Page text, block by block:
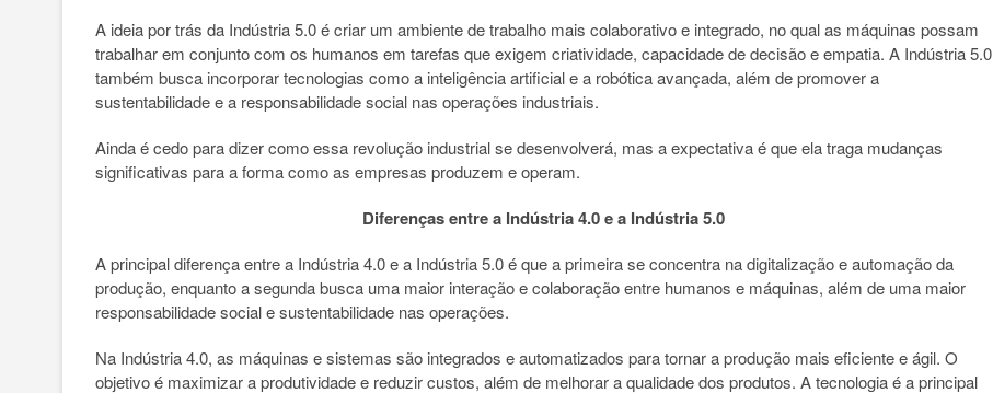
A ideia por trás da Indústria 5.0 é criar um ambiente de trabalho mais colaborativo e integrado, no qual as máquinas possam
trabalhar em conjunto com os humanos em tarefas que exigem criatividade, capacidade de decisão e empatia. A Indústria 5.0
também busca incorporar tecnologias como a inteligência artificial e a robótica avançada, além de promover a
sustentabilidade e a responsabilidade social nas operações industriais.
Ainda é cedo para dizer como essa revolução industrial se desenvolverá, mas a expectativa é que ela traga mudanças
significativas para a forma como as empresas produzem e operam.
Diferenças entre a Indústria 4.0 e a Indústria 5.0
A principal diferença entre a Indústria 4.0 e a Indústria 5.0 é que a primeira se concentra na digitalização e automação da
produção, enquanto a segunda busca uma maior interação e colaboração entre humanos e máquinas, além de uma maior
responsabilidade social e sustentabilidade nas operações.
Na Indústria 4.0, as máquinas e sistemas são integrados e automatizados para tornar a produção mais eficiente e ágil. O
objetivo é maximizar a produtividade e reduzir custos, além de melhorar a qualidade dos produtos. A tecnologia é a principal